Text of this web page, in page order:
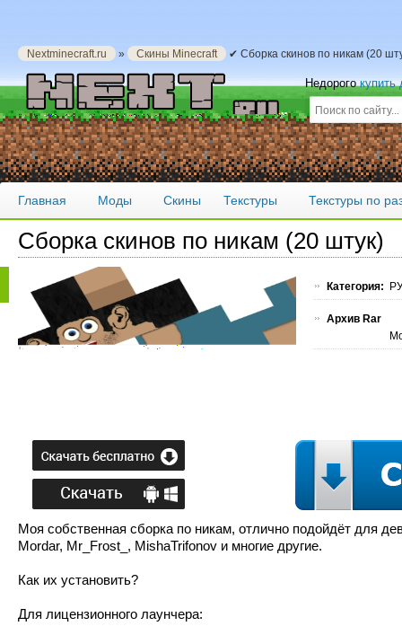
Nextminecraft.ru » Скины Minecraft ✔ Сборка скинов по никам (20
Недорогокупить
Главная Моды Скины Текстуры Текстуры по
Сборка скинов по никам (20 штук)
Категория:
Архив Rar
Моя собственная сборка по никам, отлично подойдёт для
Mordar, Mr_Frost_, MishaTrifonov и многие другие.
Как их установить?
Для лицензионного лаунчера: